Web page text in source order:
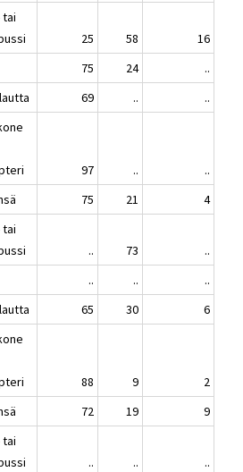
tai
25 58
16
75 24
..
69 ..
..
97 ..
..
75 21
4
tai
.. 73
..
.. ..
..
65 30
6
88 9
2
72 19
9
tai
.. ..
..